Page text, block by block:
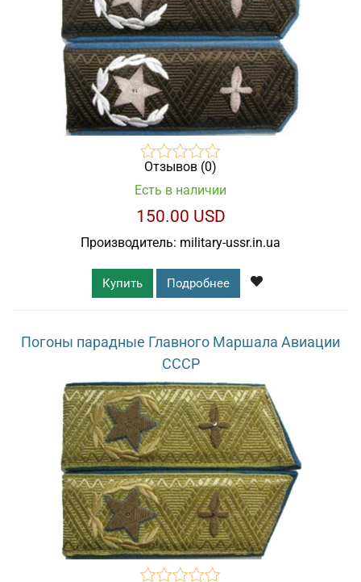
Отзывов (0)
Есть в наличии
150.00 USD
Производитель: military-ussr.in.ua
Купить Подробнее
Погоны парадные Главного Маршала Авиации
СССР